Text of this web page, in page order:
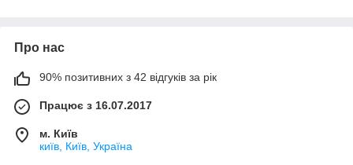
Про нас
90% позитивних з 42 відгуків за рік
Працює з 16.07.2017
м. Київ
київ, Київ, Україна